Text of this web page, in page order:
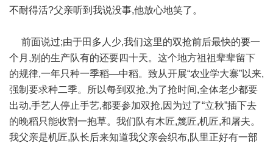
不耐得活?父亲听到我说没事,他放心地笑了。
前面说过;由于田多人少,我们这里的双抢前后最快的要一
个月,别的生产队有的还要四十天。这个地方祖祖辈辈留下
的规律,一年只种一季稻—中稻。致从开展“农业学大寨”以来,
强制要求种二季。所以每到双抢,为了抢时间,全体老少都要
出动,手艺人停止手艺,都要参加双抢,因为过了“立秋”插下去
的晚稻只能收割一抱草。我们队有木匠,篾匠,机匠,和屠夫。
我父亲是机匠,队长后来知道我父亲会织布,队里正好有一部